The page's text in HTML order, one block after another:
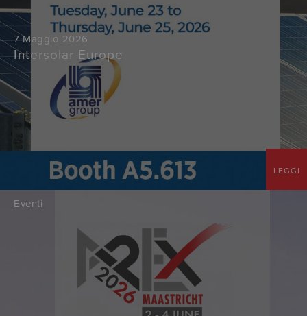
7 Maggio 2026
Intersolar Europe
LEGGI
Eventi